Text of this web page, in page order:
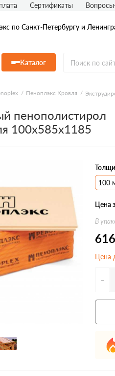
по Санкт-Петербургу и
Каталог
Сертификаты
Пеноплэкс Кровля
пенополистирол
100х585х1185
100
Цена
В
616
Цена
-